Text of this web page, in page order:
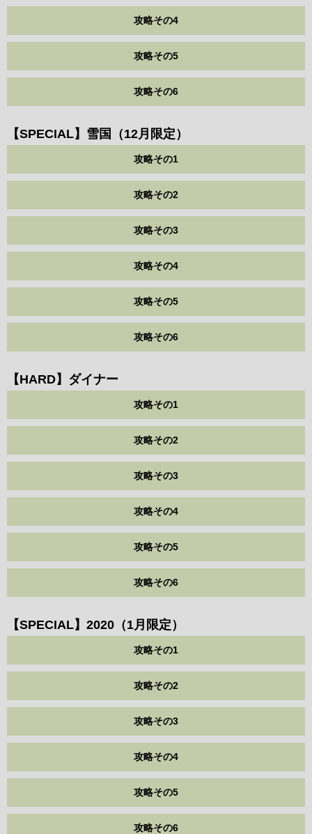
攻略その4
攻略その5
攻略その6
【SPECIAL】雪国（12月限定）
攻略その1
攻略その2
攻略その3
攻略その4
攻略その5
攻略その6
【HARD】ダイナー
攻略その1
攻略その2
攻略その3
攻略その4
攻略その5
攻略その6
【SPECIAL】2020（1月限定）
攻略その1
攻略その2
攻略その3
攻略その4
攻略その5
攻略その6